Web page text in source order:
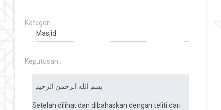
Kategori :
Keputusan :